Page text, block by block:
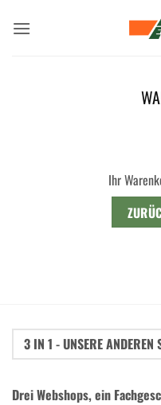
Inhalt
Ihr
3 IN 1 - UNSERE ANDEREN
Drei Webshops, ein